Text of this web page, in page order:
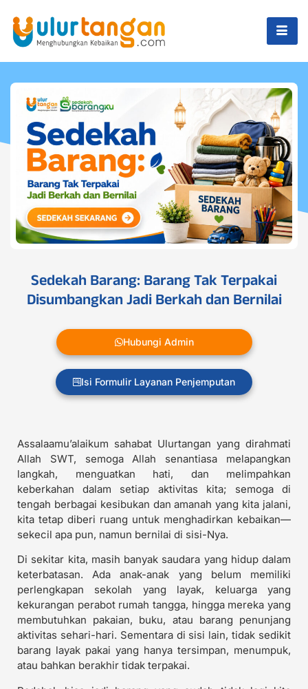
Sedekah Barang: Barang Tak Terpakai
Disumbangkan Jadi Berkah dan Bernilai
Hubungi Admin
Isi Formulir Layanan Penjemputan
Assalaamu’alaikum sahabat Ulurtangan yang dirahmati
Allah SWT, semoga Allah senantiasa melapangkan
langkah, menguatkan hati, dan melimpahkan
keberkahan dalam setiap aktivitas kita; semoga di
tengah berbagai kesibukan dan amanah yang kita jalani,
kita tetap diberi ruang untuk menghadirkan kebaikan—
sekecil apa pun, namun bernilai di sisi-Nya.
Di sekitar kita, masih banyak saudara yang hidup dalam
keterbatasan. Ada anak-anak yang belum memiliki
perlengkapan sekolah yang layak, keluarga yang
kekurangan perabot rumah tangga, hingga mereka yang
membutuhkan pakaian, buku, atau barang penunjang
aktivitas sehari-hari. Sementara di sisi lain, tidak sedikit
barang layak pakai yang hanya tersimpan, menumpuk,
atau bahkan berakhir tidak terpakai.